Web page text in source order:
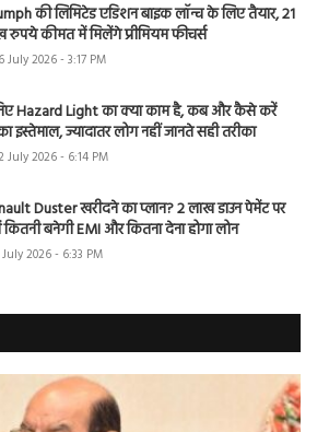
की लिमिटेड एडिशन बाइक लॉन्च के लिए तैयार, 21
रुपये कीमत में मिलेंगे प्रीमियम फीचर्स
July 2026 - 3:17 PM
Hazard Light का क्या काम है, कब और कैसे करें
इस्तेमाल, ज्यादातर लोग नहीं जानते सही तरीका
July 2026 - 6:14 PM
Duster खरीदने का प्लान? 2 लाख डाउन पेमेंट पर
कितनी बनेगी EMI और कितना देना होगा लोन
2026 - 6:33 PM